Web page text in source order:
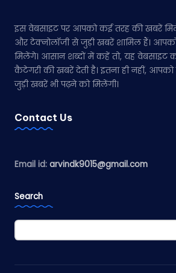
इस वेबसाइट पर आपको कई तरह की खबरें
और टेक्नोलॉजी से जुड़ी खबरें शामिल हैं। आपको
मिलेंगे। आसान शब्दों में कहें तो, यह
कैटेगरी की खबरें देती है। इतना ही नहीं,
जुड़ी खबरें भी पढ़ने को मिलेंगी।
Contact Us
Email id: arvindk9015@gmail.com
Search